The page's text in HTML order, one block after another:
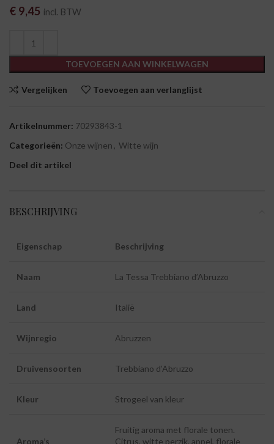
€ 9,45 incl. BTW
TOEVOEGEN AAN WINKELWAGEN
Vergelijken Toevoegen aan verlanglijst
Artikelnummer: 70293843-1
Categorieën: Onze wijnen , Witte wijn
Deel dit artikel
BESCHRIJVING
Eigenschap Beschrijving
Naam La Tessa Trebbiano d’Abruzzo
Land Italië
Wijnregio Abruzzen
Druivensoorten Trebbiano d’Abruzzo
Kleur Strogeel van kleur
Aroma’s
Fruitig aroma met florale tonen.
Citrus, witte perzik, appel, florale